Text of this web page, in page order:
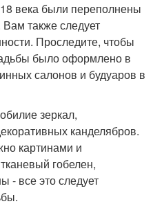
века были переполнены
также следует
Проследите, чтобы
было оформлено в
салонов и будуаров в
зеркал,
канделябров.
картинами и
гобелен,
- все это следует